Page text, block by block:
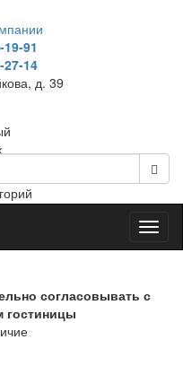
91
27-14
д. 39
согласовывать с
гостиницы